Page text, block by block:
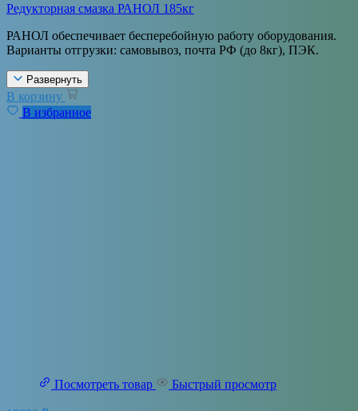
Редукторная смазка РАНОЛ 185кг
РАНОЛ обеспечивает бесперебойную работу оборудования.
Варианты отгрузки: самовывоз, почта РФ (до 8кг), ПЭК.
Развернуть
В корзину
В избранное
Посмотреть товар Быстрый просмотр